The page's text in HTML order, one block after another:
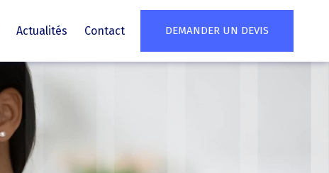
Actualités Contact DEMANDER UN DEVIS